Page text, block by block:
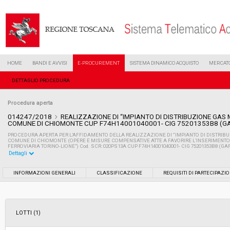
HOME BANDI E AVVISI E-PROCUREMENT SISTEMA DINAMICO ACQUISTO
DETTAGLIO PROCEDURA
Procedura aperta
014247/2018
REALIZZAZIONE DI “IMPIANTO DI DISTRIBUZIONE GAS
COMUNE DI CHIOMONTE CUP F74H14001040001- CIG 75201353B8
PROCEDURA APERTA PER L’AFFIDAMENTO DELLA REALIZZAZIONE DI “IMPIANTO DI
COMUNE DI CHIOMONTE (OPERE E MISURE COMPENSATIVE ATTE A FAVORIRE
FERROVIARIA TORINO-LIONE”) Cod. SCR: 020PS13A CUP F74H14001040001- CIG 75201353B8
Data pubblicazione:
Dettagli
INFORMAZIONI GENERALI CLASSIFICAZIONE REQUISITI DI
LOTTI (1)